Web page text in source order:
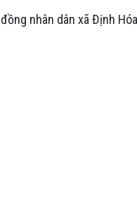
nhân dân xã Định